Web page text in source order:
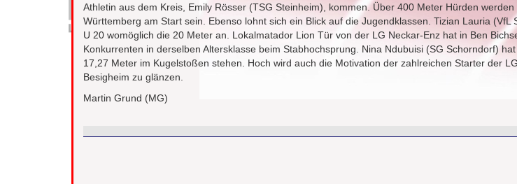
Athletin aus dem Kreis, Emily Rösser (TSG Steinheim), kommen. Über 400 Meter Hürden
Württemberg am Start sein. Ebenso lohnt sich ein Blick auf die Jugendklassen. Tizian Lauria
U 20 womöglich die 20 Meter an. Lokalmatador Lion Tür von der LG Neckar-Enz hat in Ben
Konkurrenten in derselben Altersklasse beim Stabhochsprung. Nina Ndubuisi (SG Schorndorf)
17,27 Meter im Kugelstoßen stehen. Hoch wird auch die Motivation der zahlreichen Starter der
Besigheim zu glänzen.
Martin Grund (MG)